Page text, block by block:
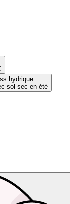
hydrique
sol sec en été